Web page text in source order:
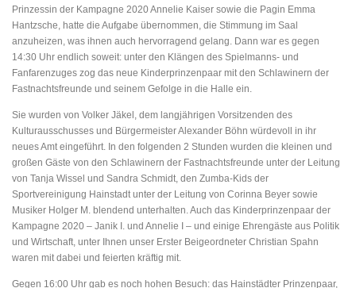
Prinzessin der Kampagne 2020 Annelie Kaiser sowie die Pagin Emma
Hantzsche, hatte die Aufgabe übernommen, die Stimmung im Saal
anzuheizen, was ihnen auch hervorragend gelang. Dann war es gegen
14:30 Uhr endlich soweit: unter den Klängen des Spielmanns- und
Fanfarenzuges zog das neue Kinderprinzenpaar mit den Schlawinern der
Fastnachtsfreunde und seinem Gefolge in die Halle ein.
Sie wurden von Volker Jäkel, dem langjährigen Vorsitzenden des
Kulturausschusses und Bürgermeister Alexander Böhn würdevoll in ihr
neues Amt eingeführt. In den folgenden 2 Stunden wurden die kleinen und
großen Gäste von den Schlawinern der Fastnachtsfreunde unter der Leitung
von Tanja Wissel und Sandra Schmidt, den Zumba-Kids der
Sportvereinigung Hainstadt unter der Leitung von Corinna Beyer sowie
Musiker Holger M. blendend unterhalten. Auch das Kinderprinzenpaar der
Kampagne 2020 – Janik I. und Annelie I – und einige Ehrengäste aus Politik
und Wirtschaft, unter Ihnen unser Erster Beigeordneter Christian Spahn
waren mit dabei und feierten kräftig mit.
Gegen 16:00 Uhr gab es noch hohen Besuch: das Hainstädter Prinzenpaar,